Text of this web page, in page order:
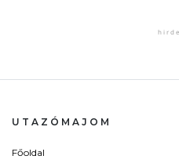
UTAZÓMAJOM
Főoldal